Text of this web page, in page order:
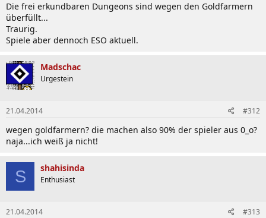
Die frei erkundbaren Dungeons sind wegen den Goldfarmern
überfüllt...
Traurig.
Spiele aber dennoch ESO aktuell.
Madschac
Urgestein
21.04.2014 #312
wegen goldfarmern? die machen also 90% der spieler aus 0_o?
naja...ich weiß ja nicht!
S shahisinda
Enthusiast
21.04.2014 #313